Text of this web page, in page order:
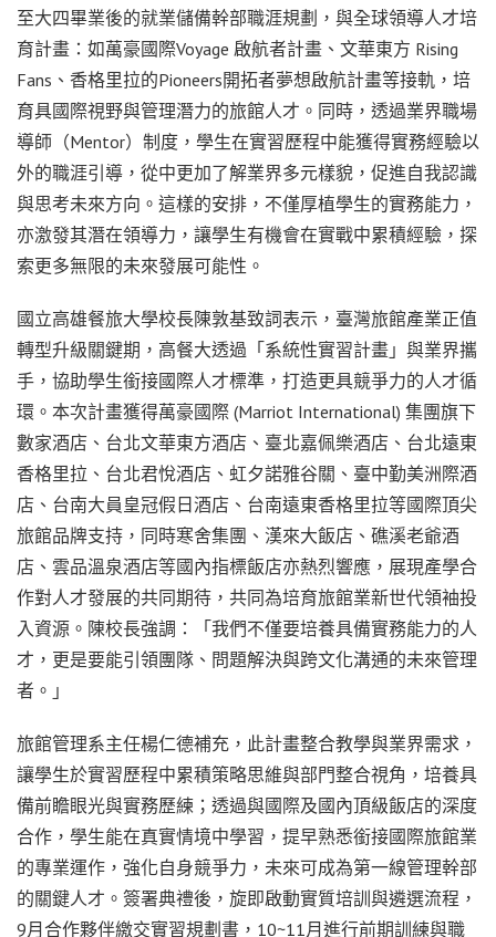
至大四畢業後的就業儲備幹部職涯規劃，與全球領導人才培
育計畫：如萬豪國際Voyage 啟航者計畫、文華東方 Rising
Fans、香格里拉的Pioneers開拓者夢想啟航計畫等接軌，培
育具國際視野與管理潛力的旅館人才。同時，透過業界職場
導師（Mentor）制度，學生在實習歷程中能獲得實務經驗以
外的職涯引導，從中更加了解業界多元樣貌，促進自我認識
與思考未來方向。這樣的安排，不僅厚植學生的實務能力，
亦激發其潛在領導力，讓學生有機會在實戰中累積經驗，探
索更多無限的未來發展可能性。
國立高雄餐旅大學校長陳敦基致詞表示，臺灣旅館產業正值
轉型升級關鍵期，高餐大透過「系統性實習計畫」與業界攜
手，協助學生銜接國際人才標準，打造更具競爭力的人才循
環。本次計畫獲得萬豪國際 (Marriot International) 集團旗下
數家酒店、台北文華東方酒店、臺北嘉佩樂酒店、台北遠東
香格里拉、台北君悅酒店、虹夕諾雅谷關、臺中勤美洲際酒
店、台南大員皇冠假日酒店、台南遠東香格里拉等國際頂尖
旅館品牌支持，同時寒舍集團、漢來大飯店、礁溪老爺酒
店、雲品溫泉酒店等國內指標飯店亦熱烈響應，展現產學合
作對人才發展的共同期待，共同為培育旅館業新世代領袖投
入資源。陳校長強調：「我們不僅要培養具備實務能力的人
才，更是要能引領團隊、問題解決與跨文化溝通的未來管理
者。」
旅館管理系主任楊仁德補充，此計畫整合教學與業界需求，
讓學生於實習歷程中累積策略思維與部門整合視角，培養具
備前瞻眼光與實務歷練；透過與國際及國內頂級飯店的深度
合作，學生能在真實情境中學習，提早熟悉銜接國際旅館業
的專業運作，強化自身競爭力，未來可成為第一線管理幹部
的關鍵人才。簽署典禮後，旋即啟動實質培訓與遴選流程，
9月合作夥伴繳交實習規劃書，10~11月進行前期訓練與職